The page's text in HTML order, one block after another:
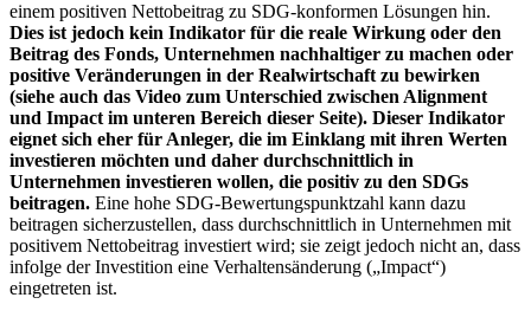
einem positiven Nettobeitrag zu SDG-konformen Lösungen hin.
Dies ist jedoch kein Indikator für die reale Wirkung oder den
Beitrag des Fonds, Unternehmen nachhaltiger zu machen oder
positive Veränderungen in der Realwirtschaft zu bewirken
(siehe auch das Video zum Unterschied zwischen Alignment
und Impact im unteren Bereich dieser Seite). Dieser Indikator
eignet sich eher für Anleger, die im Einklang mit ihren Werten
investieren möchten und daher durchschnittlich in
Unternehmen investieren wollen, die positiv zu den SDGs
beitragen. Eine hohe SDG-Bewertungspunktzahl kann dazu
beitragen sicherzustellen, dass durchschnittlich in Unternehmen mit
positivem Nettobeitrag investiert wird; sie zeigt jedoch nicht an, dass
infolge der Investition eine Verhaltensänderung („Impact“)
eingetreten ist.